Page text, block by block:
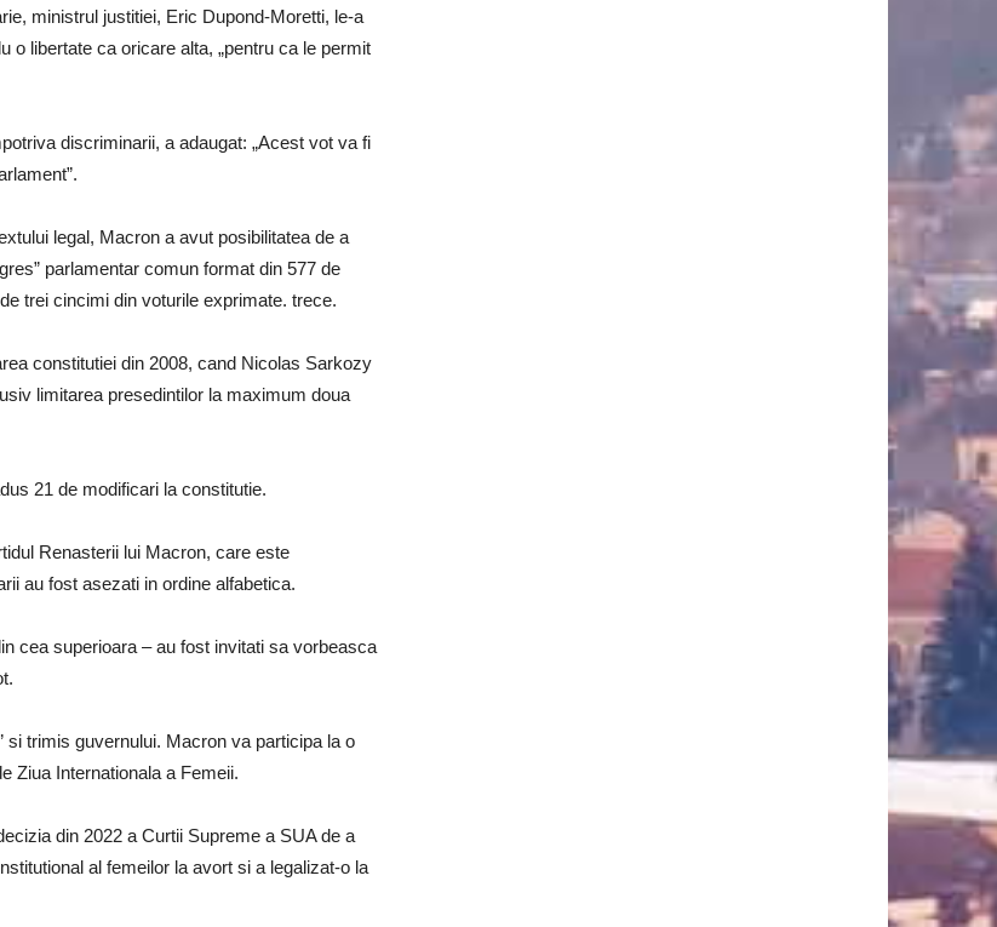
ministrul justitiei, Eric Dupond-Moretti, le-a
o libertate ca oricare alta, „pentru ca le permit
discriminarii, a adaugat: „Acest vot va fi
legal, Macron a avut posibilitatea de a
parlamentar comun format din 577 de
trei cincimi din voturile exprimate. trece.
constitutiei din 2008, cand Nicolas Sarkozy
limitarea presedintilor la maximum doua
21 de modificari la constitutie.
Renasterii lui Macron, care este
au fost asezati in ordine alfabetica.
cea superioara – au fost invitati sa vorbeasca
si trimis guvernului. Macron va participa la o
Ziua Internationala a Femeii.
din 2022 a Curtii Supreme a SUA de a
al femeilor la avort si a legalizat-o la